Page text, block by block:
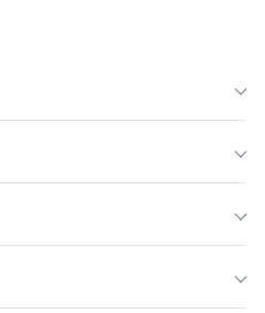
二、CRM 系统定制开发：量身打造的
三、CRM 标准化产品：快速部署的高